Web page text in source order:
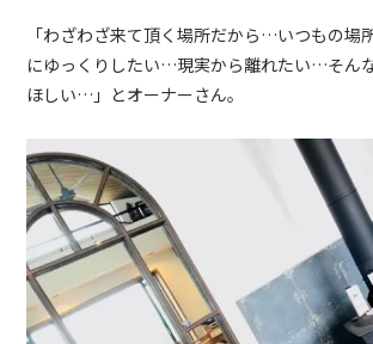
「わざわざ来て頂く場所だから…いつもの場
にゆっくりしたい…現実から離れたい…そん
ほしい…」とオーナーさん。